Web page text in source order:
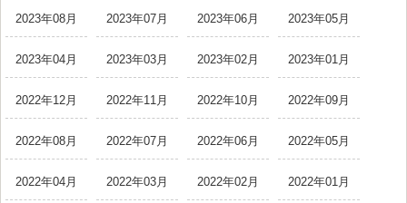
2023年08月 2023年07月 2023年06月 2023年05月
2023年04月 2023年03月 2023年02月 2023年01月
2022年12月 2022年11月 2022年10月 2022年09月
2022年08月 2022年07月 2022年06月 2022年05月
2022年04月 2022年03月 2022年02月 2022年01月